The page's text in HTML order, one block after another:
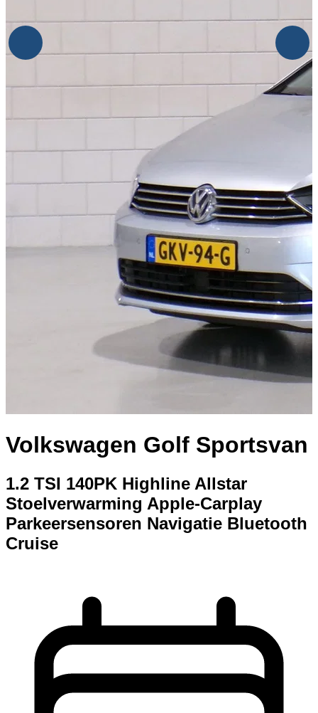
Volkswagen Golf Sportsvan
1.2 TSI 140PK Highline Allstar
Stoelverwarming Apple-Carplay
Parkeersensoren Navigatie Bluetooth
Cruise